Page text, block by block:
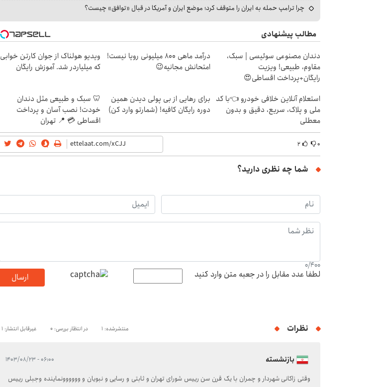
چرا ترامپ حمله به ایران را متوقف کرد؛ موضع ایران و آمریکا در قبال «توافق» چیست؟
مطالب پیشنهادی
دندان مصنوعی سوئیسی | سبک،
مقاوم، طبیعی! ویزیت
رایگان+پرداخت اقساطی😍
درآمد ماهی 800 میلیونی رویا نیست!
امتحانش مجانیه😉
ویدیو هولناک از جوان کارتن خوابی
که میلیاردر شد. آموزش رایگان
استعلام آنلاین خلافی خودرو 👈با کد
ملی و پلاک، سریع، دقیق و بدون
معطلی
برای رهایی از بی پولی دیدن همین
دوره رایگان کافیه! (شمارتو وارد کن)
🦷 سبک و طبیعی مثل دندان
خودت! نصب آسان و پرداخت
اقساطی 💳 📍 تهران
۰ ۲
شما چه نظری دارید؟
0/400
لطفا عدد مقابل را در جعبه متن وارد کنید ارسال
نظرات منتشرشده: 1 در انتظار بررسی: 0 غیرقابل انتشار: 1
بازنشسته ۰۶:۰۰ - ۱۴۰۳/۰۸/۲۳
وقتی زاکانی شهردار و چمران با یک قرن سن رییس شورای تهران و ثابتی و رسایی و نبویان و وووووونماینده وجبلی رییس